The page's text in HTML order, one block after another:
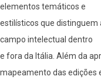
elementos temáticos e
estilísticos que distinguem
campo intelectual dentro
e fora da Itália. Além da
mapeamento das edições